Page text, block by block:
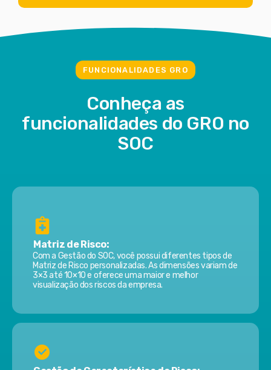
FUNCIONALIDADES GRO
Conheça as
funcionalidades do GRO no
SOC
Matriz de Risco:
Com a Gestão do SOC, você possui diferentes tipos de
Matriz de Risco personalizadas. As dimensões variam de
3×3 até 10×10 e oferece uma maior e melhor
visualização dos riscos da empresa.